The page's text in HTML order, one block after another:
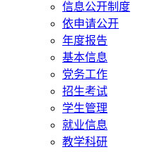
信息公开制度
依申请公开
年度报告
基本信息
党务工作
招生考试
学生管理
就业信息
教学科研